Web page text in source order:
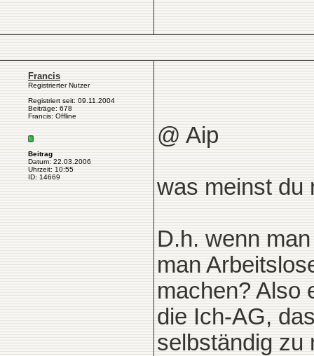
Francis
Registrierter Nutzer
Registriert seit: 09.11.2004
Beiträge: 678
Francis: Offline
Beitrag
Datum: 22.03.2006
Uhrzeit: 10:55
ID: 14669
@ Aip
was meinst du
D.h. wenn
man
machen? Also
die Ich-AG,
selbständig zu